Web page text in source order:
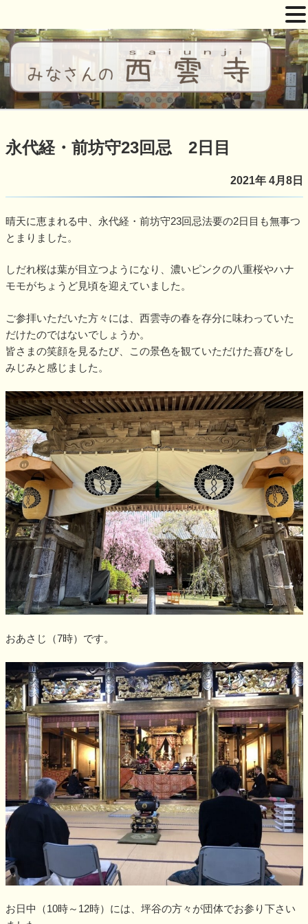
コ
ン
テ
ツ
キ
西雲寺
しだれ桜となんまんだぶつ
永代経・前坊守23回忌 2日目
2021年 4月8日
晴天に恵まれる中、永代経・前坊守23回忌法要の2日目も無事つ
とまりました。
しだれ桜は葉が目立つようになり、濃いピンクの八重桜やハナ
モモがちょうど見頃を迎えていました。
ご参拝いただいた方々には、西雲寺の春を存分に味わっていた
だけたのではないでしょうか。
皆さまの笑顔を見るたび、この景色を観ていただけた喜びをし
みじみと感じました。
おあさじ（7時）です。
お日中（10時～12時）には、坪谷の方々が団体でお参り下さい